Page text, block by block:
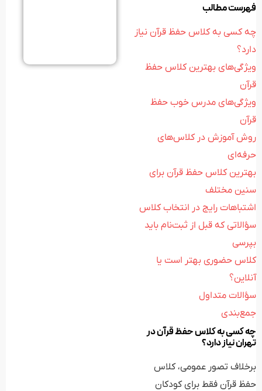
فهرست مطالب
چه کسی به کلاس حفظ قرآن نیاز
دارد؟
ویژگی‌های بهترین کلاس حفظ
قرآن
ویژگی‌های مدرس خوب حفظ
قرآن
روش آموزش در کلاس‌های
حرفه‌ای
بهترین کلاس حفظ قرآن برای
سنین مختلف
اشتباهات رایج در انتخاب کلاس
سؤالاتی که قبل از ثبت‌نام باید
بپرسی
کلاس حضوری بهتر است یا
آنلاین؟
سؤالات متداول
جمع‌بندی
چه کسی به کلاس حفظ قرآن در
تهران نیاز دارد؟
برخلاف تصور عمومی، کلاس
حفظ قرآن فقط برای کودکان